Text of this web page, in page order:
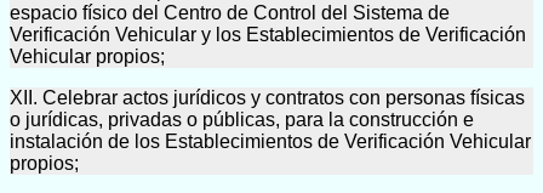
espacio físico del Centro de Control del Sistema de
Verificación Vehicular y los Establecimientos de Verificación
Vehicular propios;
XII. Celebrar actos jurídicos y contratos con personas físicas
o jurídicas, privadas o públicas, para la construcción e
instalación de los Establecimientos de Verificación Vehicular
propios;